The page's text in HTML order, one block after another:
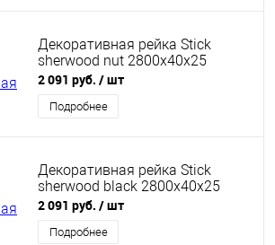
Декоративная рейка Stick
sherwood nut 2800х40х25
2 091 руб. / шт
Подробнее
Декоративная рейка Stick
sherwood black 2800х40х25
2 091 руб. / шт
Подробнее